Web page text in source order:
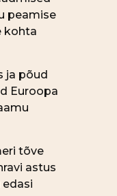
peamise
kohta
ja põud
Euroopa
tõve
astus